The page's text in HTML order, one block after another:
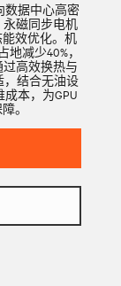
数据中心高密
磁同步电机
效优化。机
减少40%，
高效换热与
，结合无油设
本，为GPU
。